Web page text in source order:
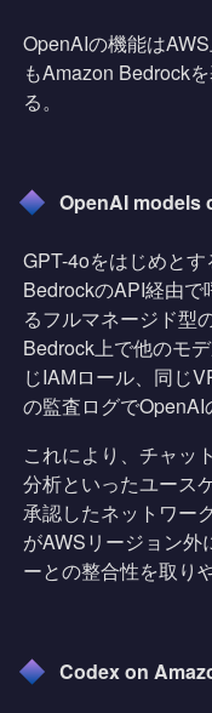
OpenAIの機能は
もAmazon Bedrock
る。
OpenAI models
GPT-4oをはじめとす
BedrockのAPI経由
るフルマネージド型
Bedrock上で他のモ
じIAMロール、同じ
の監査ログでOpenAI
これにより、チャッ
分析といったユース
承認したネットワー
がAWSリージョン外
ーとの整合性を取り
Codex on